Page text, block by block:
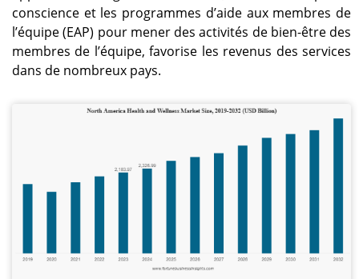
conscience et les programmes d’aide aux membres de
l’équipe (EAP) pour mener des activités de bien-être des
membres de l’équipe, favorise les revenus des services
dans de nombreux pays.